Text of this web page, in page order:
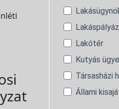
Lakótér
Kutyás
Társasházi
Állami